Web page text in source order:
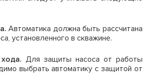
Автоматика должна быть рассчитана
установленного в скважине.
Для защиты насоса от работы
выбрать автоматику с защитой от